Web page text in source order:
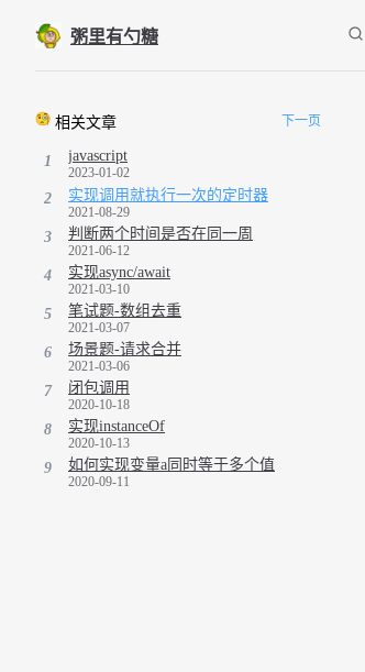
Skip to content
粥里有勺糖
相关文章 下一页
1 javascript
2023-01-02
2 实现调用就执行一次的定时器
2021-08-29
3 判断两个时间是否在同一周
2021-06-12
4 实现async/await
2021-03-10
5 笔试题-数组去重
2021-03-07
6 场景题-请求合并
2021-03-06
7 闭包调用
2020-10-18
8 实现instanceOf
2020-10-13
9 如何实现变量a同时等于多个值
2020-09-11